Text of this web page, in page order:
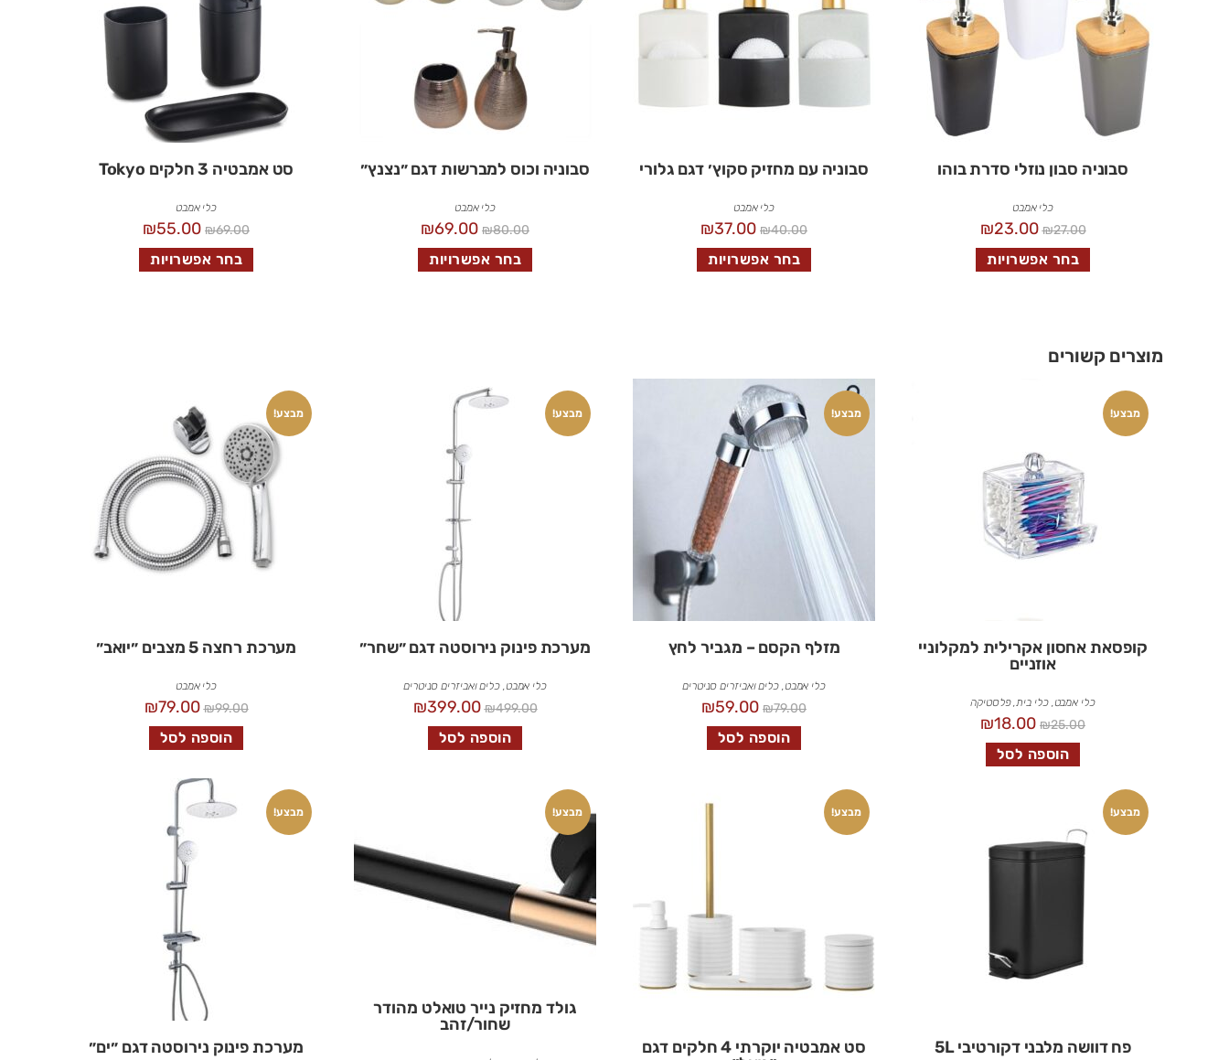
סבוניה סבון נוזלי סדרת בוהו
כלי אמבט
₪27.00
₪23.00
בחר אפשרויות
סבוניה עם מחזיק סקוץ׳ דגם גלורי
כלי אמבט
₪40.00
₪37.00
בחר אפשרויות
סבוניה וכוס למברשות דגם ״נצנץ״
כלי אמבט
₪80.00
₪69.00
בחר אפשרויות
סט אמבטיה 3 חלקים Tokyo
כלי אמבט
₪69.00
₪55.00
בחר אפשרויות
מוצרים קשורים
מבצע!
קופסאת אחסון אקרילית למקלוניי
אוזניים
כלי אמבט,כלי בית,פלסטיקה
₪25.00
₪18.00
הוספה לסל
מבצע!
מזלף הקסם – מגביר לחץ
כלי אמבט,כלים ואביזרים סניטרים
₪79.00
₪59.00
הוספה לסל
מבצע!
מערכת פינוק נירוסטה דגם ״שחר״
כלי אמבט,כלים ואביזרים סניטרים
₪499.00
₪399.00
הוספה לסל
מבצע!
מערכת רחצה 5 מצבים ״יואב״
כלי אמבט
₪99.00
₪79.00
הוספה לסל
מבצע!
פח דוושה מלבני דקורטיבי 5L
מבצע!
סט אמבטיה יוקרתי 4 חלקים דגם
מבצע!
גולד מחזיק נייר טואלט מהודר
שחור/זהב
מבצע!
מערכת פינוק נירוסטה דגם ״ים״